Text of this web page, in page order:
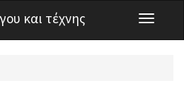
και τέχνης
Toggle